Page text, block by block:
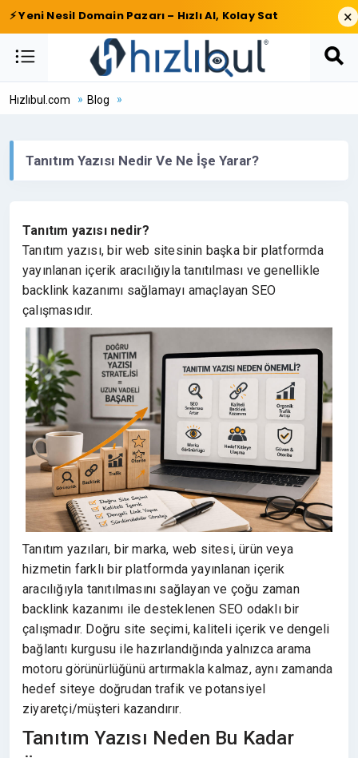
⚡ Yeni Nesil Domain Pazarı – Hızlı Al, Kolay Sat ×
Hızlıbul.com Blog
Tanıtım Yazısı Nedir Ve Ne İşe Yarar?
Tanıtım yazısı nedir?
Tanıtım yazısı, bir web sitesinin başka bir platformda
yayınlanan içerik aracılığıyla tanıtılması ve genellikle
backlink kazanımı sağlamayı amaçlayan SEO
çalışmasıdır.
Tanıtım yazıları, bir marka, web sitesi, ürün veya
hizmetin farklı bir platformda yayınlanan içerik
aracılığıyla tanıtılmasını sağlayan ve çoğu zaman
backlink kazanımı ile desteklenen SEO odaklı bir
çalışmadır. Doğru site seçimi, kaliteli içerik ve dengeli
bağlantı kurgusu ile hazırlandığında yalnızca arama
motoru görünürlüğünü artırmakla kalmaz, aynı zamanda
hedef siteye doğrudan trafik ve potansiyel
ziyaretçi/müşteri kazandırır.
Tanıtım Yazısı Neden Bu Kadar